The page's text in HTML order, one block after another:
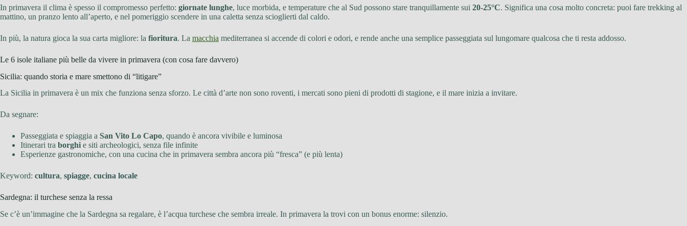
In primavera il clima è spesso il compromesso perfetto: giornate lunghe, luce morbida, e temperature che al Sud possono stare tranquillamente sui 20-25°C. Significa una cosa molto concreta: puoi fare trekking al
mattino, un pranzo lento all’aperto, e nel pomeriggio scendere in una caletta senza scioglierti dal caldo.
In più, la natura gioca la sua carta migliore: la fioritura. La macchia mediterranea si accende di colori e odori, e rende anche una semplice passeggiata sul lungomare qualcosa che ti resta addosso.
Le 6 isole italiane più belle da vivere in primavera (con cosa fare davvero)
Sicilia: quando storia e mare smettono di “litigare”
La Sicilia in primavera è un mix che funziona senza sforzo. Le città d’arte non sono roventi, i mercati sono pieni di prodotti di stagione, e il mare inizia a invitare.
Da segnare:
Passeggiata e spiaggia a San Vito Lo Capo, quando è ancora vivibile e luminosa
Itinerari tra borghi e siti archeologici, senza file infinite
Esperienze gastronomiche, con una cucina che in primavera sembra ancora più “fresca” (e più lenta)
Keyword: cultura, spiagge, cucina locale
Sardegna: il turchese senza la ressa
Se c’è un’immagine che la Sardegna sa regalare, è l’acqua turchese che sembra irreale. In primavera la trovi con un bonus enorme: silenzio.